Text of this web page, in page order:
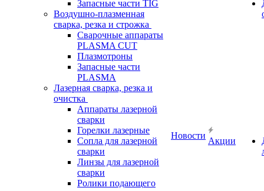
Запасные части TIG
Воздушно-плазменная
сварка, резка и строжка
Сварочные аппараты
PLASMA CUT
Плазмотроны
Запасные части
PLASMA
Лазерная сварка, резка и
очистка
Аппараты лазерной
сварки
Горелки лазерные
Сопла для лазерной
сварки
Линзы для лазерной
сварки
Ролики подающего
Новости
Акции